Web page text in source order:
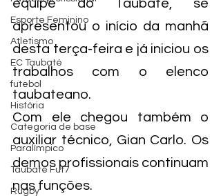
Esporte Feminino
Atletismo
EC Taubaté
futebol
História
Categoria de base
Paralímpico
Taubaté Fut7
Rugby
equipe do Taubaté, se
apresentou o início da manhã
desta terça-feira e já iniciou os
trabalhos com o elenco
taubateano.
Com ele chegou também o
auxiliar técnico, Gian Carlo. Os
demos profissionais continuam
nas funções.